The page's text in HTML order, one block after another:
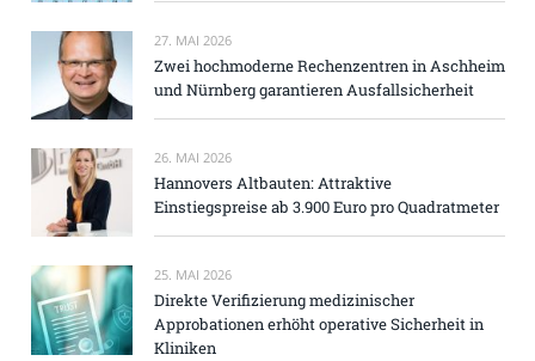
27. MAI 2026
Zwei hochmoderne Rechenzentren in Aschheim
und Nürnberg garantieren Ausfallsicherheit
26. MAI 2026
Hannovers Altbauten: Attraktive
Einstiegspreise ab 3.900 Euro pro Quadratmeter
25. MAI 2026
Direkte Verifizierung medizinischer
Approbationen erhöht operative Sicherheit in
Kliniken